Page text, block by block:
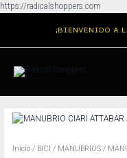
https://radicalshoppers.com
¡BIENVENIDO A
Inicio / BICI / MANUBRIOS /